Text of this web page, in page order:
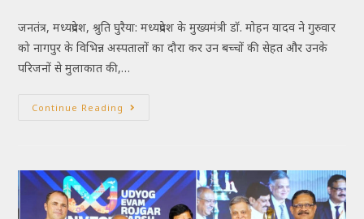
जनतंत्र, मध्यप्रदेश, श्रुति घुरैया: मध्यप्रदेश के मुख्यमंत्री डॉ. मोहन यादव ने गुरुवार
को नागपुर के विभिन्न अस्पतालों का दौरा कर उन बच्चों की सेहत और उनके
परिजनों से मुलाकात की,…
Continue Reading